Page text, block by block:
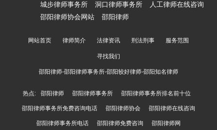
城步律师事务所
洞口律师事务所
人工律师在线咨询
邵阳律师协会网站
邵阳律师
网站首页 律师简介 法律资讯 刑法刑事 服务范围
寻找我们
邵阳律师-邵阳律师事务所-邵阳较好律师-邵阳知名律师
热点: 邵阳律师 邵阳律师事务所 邵阳律师事务所排名前十位
邵阳律师事务所免费咨询电话 邵阳律师协会 邵阳律师在线咨询
邵阳律师事务所电话 邵阳律师免费咨询 邵阳律师网